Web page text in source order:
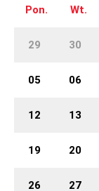
Pon. Wt.
29 30
05 06
12 13
19 20
26 27